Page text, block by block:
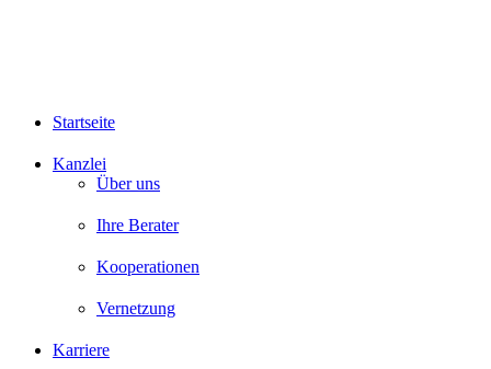
Startseite
Kanzlei
Über uns
Ihre Berater
Kooperationen
Vernetzung
Karriere